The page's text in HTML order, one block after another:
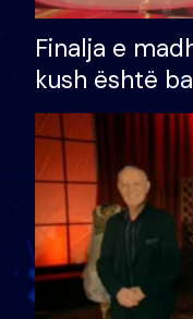
Finalja e
kush është
shtëpinë dhe
të fituar